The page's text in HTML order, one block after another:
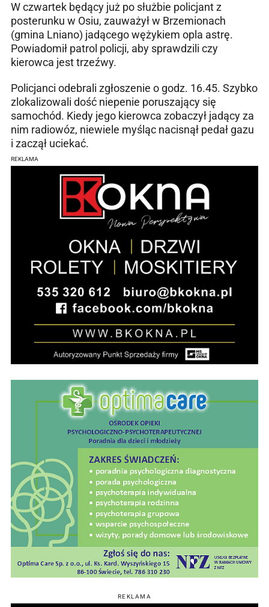
W czwartek będący już po służbie policjant z
posterunku w Osiu, zauważył w Brzemionach
(gmina Lniano) jadącego wężykiem opla astrę.
Powiadomił patrol policji, aby sprawdzili czy
kierowca jest trzeźwy.
Policjanci odebrali zgłoszenie o godz. 16.45. Szybko
zlokalizowali dość niepenie poruszający się
samochód. Kiedy jego kierowca zobaczył jadący za
nim radiowóz, niewiele myśląc nacisnął pedał gazu
i zaczął uciekać.
REKLAMA
REKLAMA